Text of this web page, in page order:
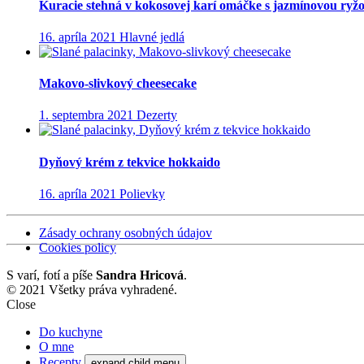
Kuracie stehná v kokosovej karí omáčke s jazmínovou
16. apríla 2021 Hlavné jedlá
Makovo-slivkový cheesecake
1. septembra 2021 Dezerty
Dyňový krém z tekvice hokkaido
16. apríla 2021 Polievky
Zásady ochrany osobných údajov
Cookies policy
S varí, fotí a píše Sandra Hricová.
© 2021 Všetky práva vyhradené.
Close
Do kuchyne
O mne